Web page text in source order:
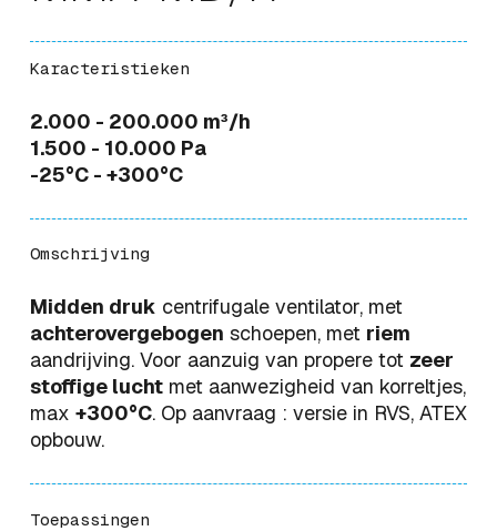
Karacteristieken
2.000 - 200.000 m³/h
1.500 - 10.000 Pa
-25°C - +300°C
Omschrijving
Midden druk centrifugale ventilator, met
achterovergebogen schoepen, met riem
aandrijving. Voor aanzuig van propere tot zeer
stoffige luchtmet aanwezigheid van korreltjes,
max +300°C. Op aanvraag : versie in RVS, ATEX
opbouw.
Toepassingen